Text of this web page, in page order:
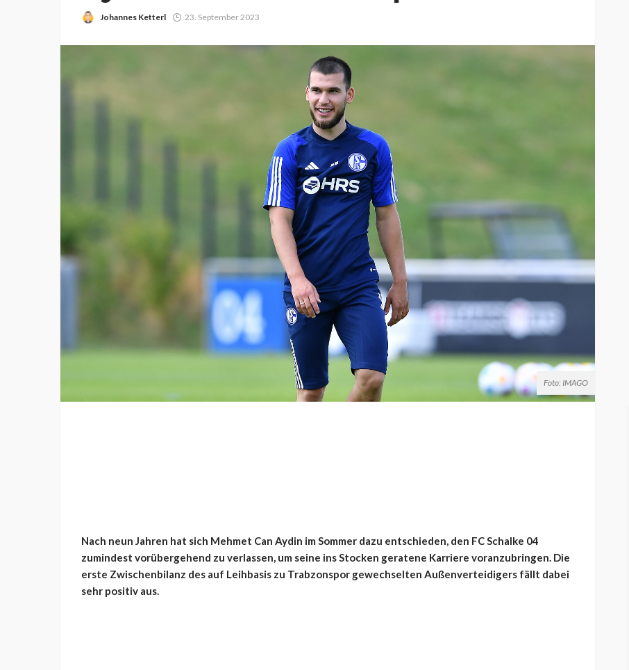
Johannes Ketterl 23. September 2023
Foto: IMAGO
Nach neun Jahren hat sich Mehmet Can Aydin im Sommer dazu entschieden, den FC Schalke 04
zumindest vorübergehend zu verlassen, um seine ins Stocken geratene Karriere voranzubringen. Die
erste Zwischenbilanz des auf Leihbasis zu Trabzonspor gewechselten Außenverteidigers fällt dabei
sehr positiv aus.